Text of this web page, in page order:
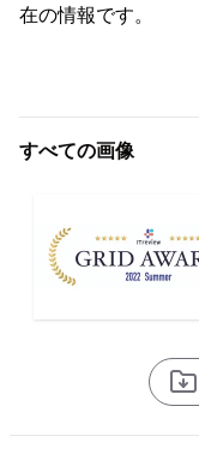
在の情報です。
すべての画像